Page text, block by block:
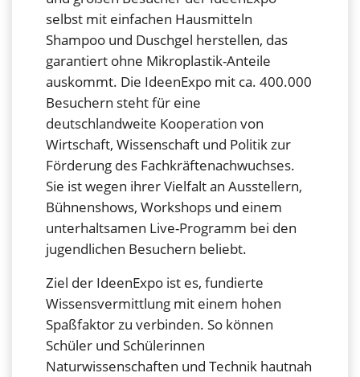
selbst mit einfachen Hausmitteln
Shampoo und Duschgel herstellen, das
garantiert ohne Mikroplastik-Anteile
auskommt. Die IdeenExpo mit ca. 400.000
Besuchern steht für eine
deutschlandweite Kooperation von
Wirtschaft, Wissenschaft und Politik zur
Förderung des Fachkräftenachwuchses.
Sie ist wegen ihrer Vielfalt an Ausstellern,
Bühnenshows, Workshops und einem
unterhaltsamen Live-Programm bei den
jugendlichen Besuchern beliebt.
Ziel der IdeenExpo ist es, fundierte
Wissensvermittlung mit einem hohen
Spaßfaktor zu verbinden. So können
Schüler und Schülerinnen
Naturwissenschaften und Technik hautnah